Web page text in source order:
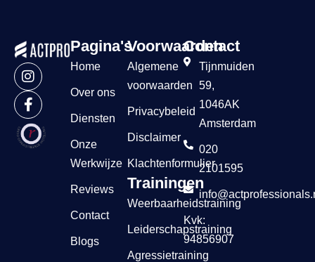
Pagina's
Home
Over ons
Diensten
Onze
Werkwijze
Reviews
Contact
Blogs
Voorwaarden
Algemene
voorwaarden
Privacybeleid
Disclaimer
Klachtenformulier
Trainingen
Weerbaarheidstraining
Leiderschapstraining
Agressietraining
Contact
Tijnmuiden
59,
1046AK
Amsterdam
020
2101595
Kvk:
94856907